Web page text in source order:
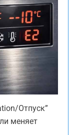
Отпуск”
меняет